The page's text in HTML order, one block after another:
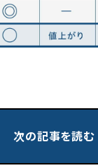
次の記事を読む